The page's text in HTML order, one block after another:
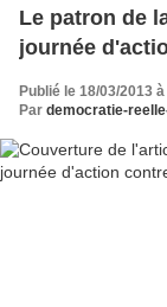
Le patron de
journée
Publié le 18/03/2013
Par democratie-